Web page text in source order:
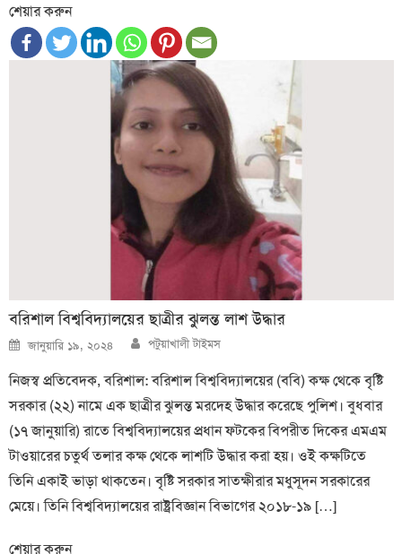
শেয়ার করুন
বরিশাল বিশ্ববিদ্যালয়ের ছাত্রীর ঝুলন্ত লাশ উদ্ধার
Posted
on
জানুয়ারি ১৯, ২০২৪ Author
পটুয়াখালী টাইমস
নিজস্ব প্রতিবেদক, বরিশাল: বরিশাল বিশ্ববিদ্যালয়ের (ববি) কক্ষ থেকে বৃষ্টি
সরকার (২২) নামে এক ছাত্রীর ঝুলন্ত মরদেহ উদ্ধার করেছে পুলিশ। বুধবার
(১৭ জানুয়ারি) রাতে বিশ্ববিদ্যালয়ের প্রধান ফটকের বিপরীত দিকের এমএম
টাওয়ারের চতুর্থ তলার কক্ষ থেকে লাশটি উদ্ধার করা হয়। ওই কক্ষটিতে
তিনি একাই ভাড়া থাকতেন। বৃষ্টি সরকার সাতক্ষীরার মধুসূদন সরকারের
মেয়ে। তিনি বিশ্ববিদ্যালয়ের রাষ্ট্রবিজ্ঞান বিভাগের ২০১৮-১৯ […]
শেয়ার করুন